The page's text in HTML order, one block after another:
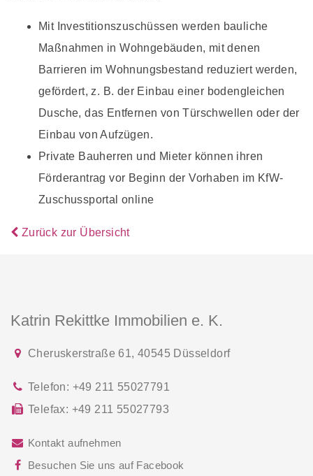
Mit Investitionszuschüssen werden bauliche
Maßnahmen in Wohngebäuden, mit denen
Barrieren im Wohnungsbestand reduziert werden,
gefördert, z. B. der Einbau einer bodengleichen
Dusche, das Entfernen von Türschwellen oder der
Einbau von Aufzügen.
Private Bauherren und Mieter können ihren
Förderantrag vor Beginn der Vorhaben im KfW-
Zuschussportal online
Zurück zur Übersicht
Katrin Rekittke Immobilien e. K.
Cheruskerstraße 61, 40545 Düsseldorf
Telefon: +49 211 55027791
Telefax: +49 211 55027793
Kontakt aufnehmen
Besuchen Sie uns auf Facebook